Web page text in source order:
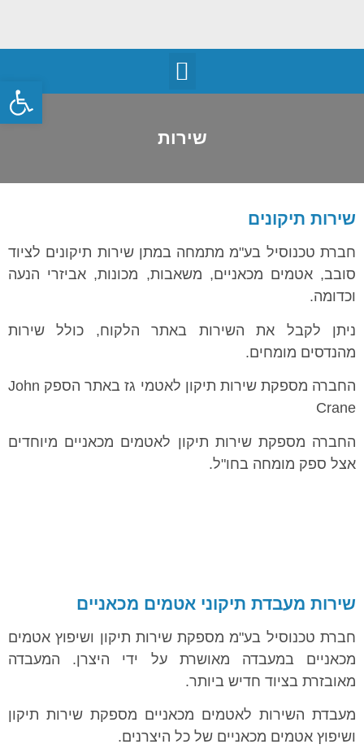
שירות
שירות תיקונים
חברת טכנוסיל בע"מ מתמחה במתן שירות תיקונים לציוד
סובב, אטמים מכאניים, משאבות, מכונות, אביזרי הנעה
וכדומה.
ניתן לקבל את השירות באתר הלקוח, כולל שירות
מהנדסים מומחים.
החברה מספקת שירות תיקון לאטמי גז באתר הספק John
Crane
החברה מספקת שירות תיקון לאטמים מכאניים מיוחדים
אצל ספק מומחה בחו"ל.
שירות מעבדת תיקוני אטמים מכאניים
חברת טכנוסיל בע"מ מספקת שירות תיקון ושיפוץ אטמים
מכאניים במעבדה מאושרת על ידי היצרן. המעבדה
מאובזרת בציוד חדיש ביותר.
מעבדת השירות לאטמים מכאניים מספקת שירות תיקון
ושיפוץ אטמים מכאניים של כל היצרנים.